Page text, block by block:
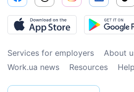
Services for employers About
Work.ua news
Resources Help